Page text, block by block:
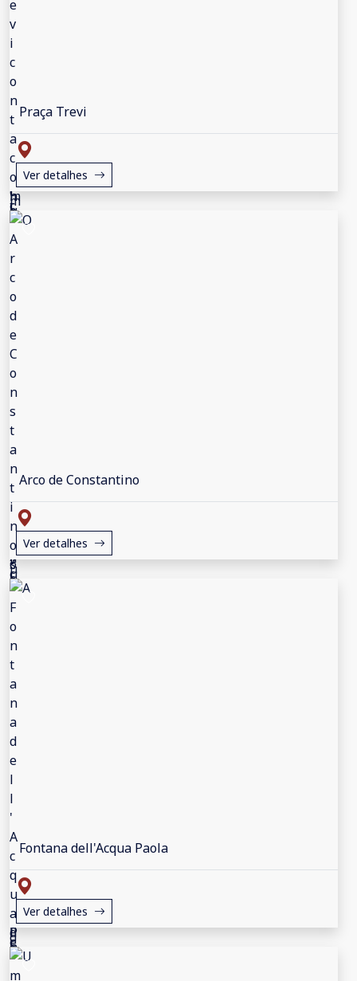
Praça Trevi
Ver detalhes
Arco de Constantino
Ver detalhes
Fontana dell'Acqua Paola
Ver detalhes